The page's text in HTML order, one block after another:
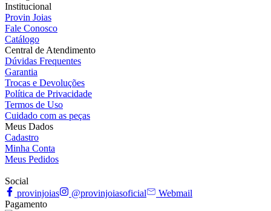
Institucional
Provin Joias
Fale Conosco
Catálogo
Central de Atendimento
Dúvidas Frequentes
Garantia
Trocas e Devoluções
Política de Privacidade
Termos de Uso
Cuidado com as peças
Meus Dados
Cadastro
Minha Conta
Meus Pedidos
Social
provinjoias
@provinjoiasoficial
Webmail
Pagamento